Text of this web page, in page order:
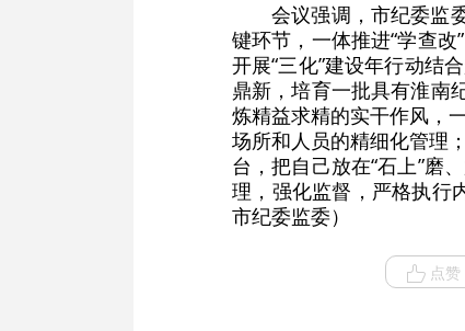
会议强调，市纪委监
键环节，一体推进“学查
开展“三化”建设年行动结
鼎新，培育一批具有淮南
炼精益求精的实干作风，
场所和人员的精细化管理
台，把自己放在“石上”磨
理，强化监督，严格执行
市纪委监委）
点赞